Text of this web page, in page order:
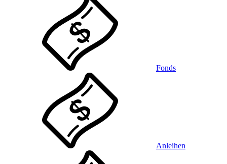
Fonds
Anleihen